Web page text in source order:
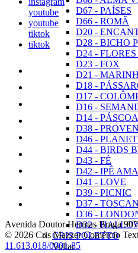
D67 - PAÍSES
D66 - ROMÃ
D20 -
D28 - BICHO
D24 -
D23 - FOX
D21 -
D18 -
D17 -
D16 -
D14 - PÁSCOA
D38 -
D46 -
D44 - BIRDS
D43 - FÉ
D42 - IPÊ
D41 - LOVE
D39 - PICNIC
D37 -
D36 -
D32 -
CRIS POLETTO
Voltar
youtube
youtube
tiktok
tiktok
Avenida Doutor Hermas Braga
© 2026 Cris Mazzer Comércio
11.613.018/0001-85